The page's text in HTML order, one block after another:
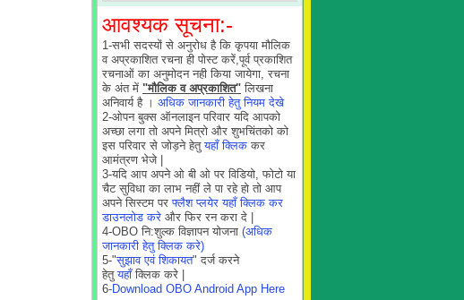
आवश्यक सूचना:-
1-सभी सदस्यों से अनुरोध है कि कृपया मौलिक
व अप्रकाशित रचना ही पोस्ट करें,पूर्व प्रकाशित
रचनाओं का अनुमोदन नही किया जायेगा, रचना
के अंत में "मौलिक व अप्रकाशित" लिखना
अनिवार्य है । अधिक जानकारी हेतु नियम देखे
2-ओपन बुक्स ऑनलाइन परिवार यदि आपको
अच्छा लगा तो अपने मित्रो और शुभचिंतको को
इस परिवार से जोड़ने हेतुयहाँ क्लिक कर
आमंत्रण भेजे |
3-यदि आप अपने ओ बी ओ पर विडियो, फोटो या
चैट सुविधा का लाभ नहीं ले पा रहे हो तो आप
अपने सिस्टम परफ्लैश प्लयेर यहाँ क्लिक कर
डाउनलोड करे और फिर रन करा दे |
4-OBO नि:शुल्क विज्ञापन योजना (अधिक
जानकारी हेतु क्लिक करे)
5-"सुझाव एवं शिकायत" दर्ज करने
हेतुयहाँक्लिक करे |
6-Download OBO Android App Here